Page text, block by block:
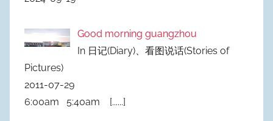
Good morning guangzhou
In 日记(Diary)、看图说话(Stories of
Pictures)
2011-07-29
6:00am 5:40am [......]